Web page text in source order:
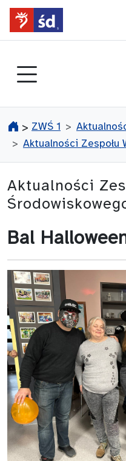
przejdź do głównego
> ZWŚ 1
Aktualności Zespołu
Aktualności
Bal